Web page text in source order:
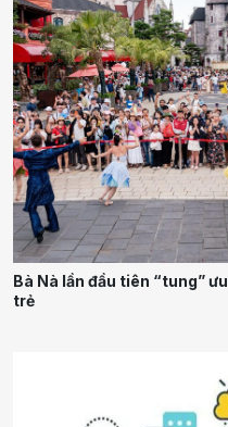
Bà Nà lần đầu tiên “tung”
trẻ